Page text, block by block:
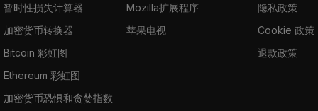
暂时性损失计算器
加密货币转换器
Bitcoin 彩虹图
Ethereum 彩虹图
加密货币恐惧和贪婪指数
Mozilla扩展程序
苹果电视
隐私政策
Cookie 政策
退款政策